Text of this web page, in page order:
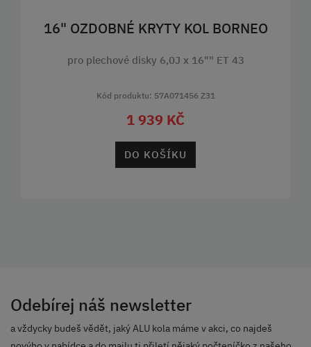
16" OZDOBNÉ KRYTY KOL BORNEO
pro plechové disky 6,0J x 16"" ET 43
Kód produktu: 57A071456 Z31
1 939 KČ
DO KOŠÍKU
Odebírej náš newsletter
a vždycky budeš vědět, jaký ALU kola máme v akci, co najdeš